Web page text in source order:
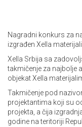
Nagradni konkurs za
izgrađen Xella
Xella Srbija sa
takmičenje za najbolje
objekat Xella
Takmičenje pod
projektantima koji su
projekta, a čija
godine na teritoriji